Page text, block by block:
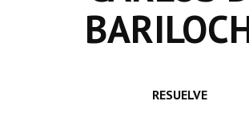
Mujeres que Dejaron Huellas - Registro
Ciudadano Ilustre - RegistroRESUELVE